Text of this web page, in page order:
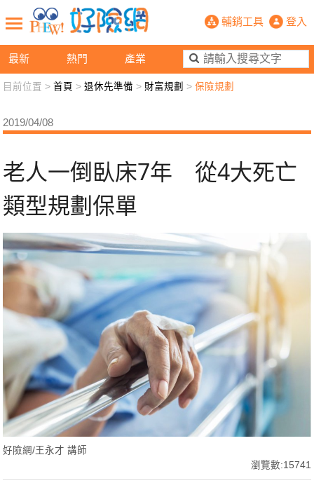
最新 熱門 產業
老人一倒臥床7年 從4大死亡類型
輔銷工具 登入
新聞觀點 業務交流 好險懂生活
退休先準備 好險學堂 輔銷工具 活動專區
目前位置 >首頁 >退休先準備 > 財富規劃 >保險規劃
2019/04/08
老人一倒臥床7年 從4大死亡
類型規劃保單
好險網/王永才 講師
瀏覽數:15741